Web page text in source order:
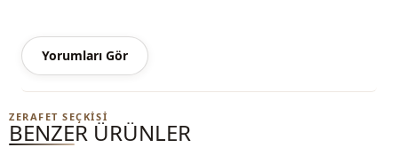
Yıkama: 30 derecede yıkayınız.
%90 Polyester , %10 Pamuk
Yaka Hakim yaka
Yorumları Gör
ZERAFET SEÇKISI
BENZER ÜRÜNLER